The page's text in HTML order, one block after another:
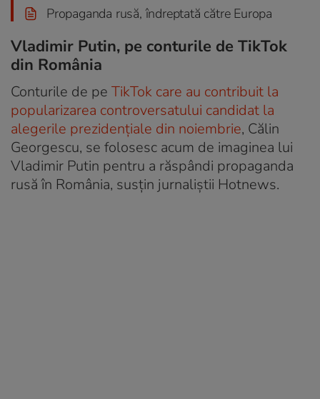
Propaganda rusă, îndreptată către Europa
Vladimir Putin, pe conturile de TikTok
din România
Conturile de pe TikTok care au contribuit la
popularizarea controversatului candidat la
alegerile prezidențiale din noiembrie, Călin
Georgescu, se folosesc acum de imaginea lui
Vladimir Putin pentru a răspândi propaganda
rusă în România, susțin jurnaliștii Hotnews.